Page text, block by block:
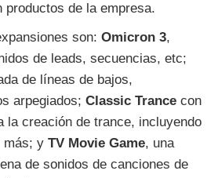
productos de la empresa.
son: Omicron 3,
de leads, secuencias, etc;
de líneas de bajos,
arpegiados; Classic Trance con
la creación de trance, incluyendo
más; y TV Movie Game, una
de sonidos de canciones de